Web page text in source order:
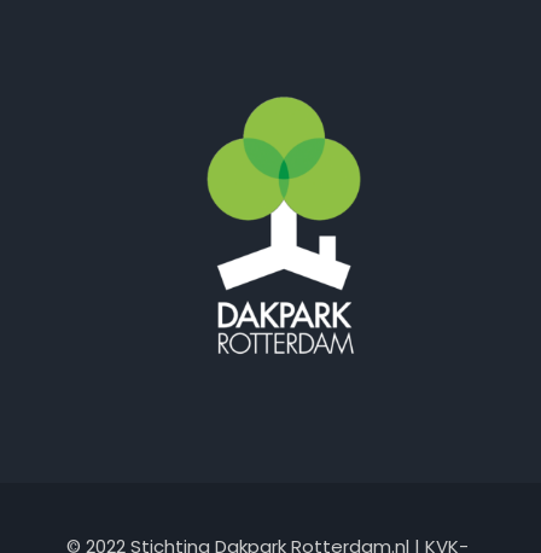
© 2022 Stichting Dakpark Rotterdam.nl | KVK-